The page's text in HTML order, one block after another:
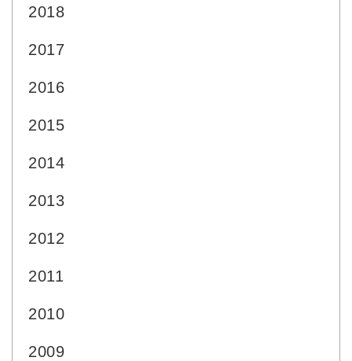
2018
2017
2016
2015
2014
2013
2012
2011
2010
2009